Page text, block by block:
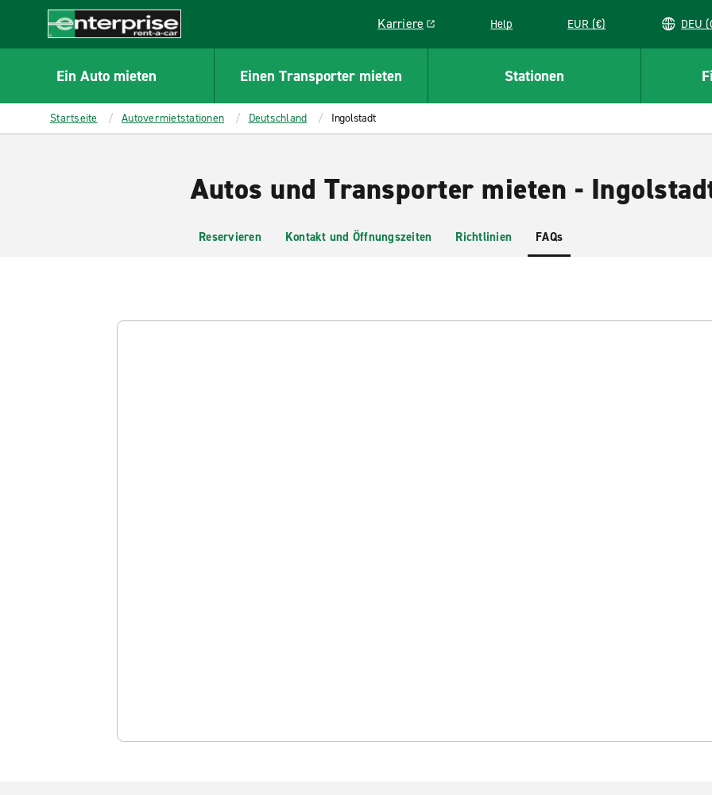
CONTENT
Enterprise
Karriere
Link opens in a new window
Help EUR (€)
Ein Auto mieten Einen Transporter mieten Stationen
Startseite Autovermietstationen Deutschland Ingolstadt
Autos und Transporter mieten -
Reservieren Kontakt und Öffnungszeiten Richtlinien FAQs